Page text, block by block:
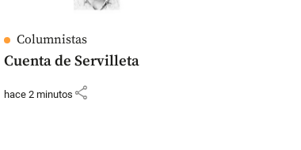
Columnistas
Cuenta de Servilleta
hace 2 minutos share